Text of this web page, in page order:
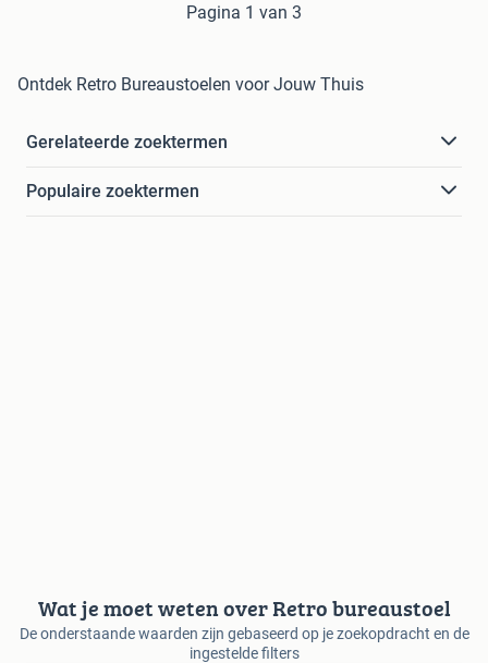
Pagina 1 van 3
Ontdek Retro Bureaustoelen voor Jouw Thuis
Gerelateerde zoektermen
Populaire zoektermen
Wat je moet weten over Retro bureaustoel
De onderstaande waarden zijn gebaseerd op je zoekopdracht en de
ingestelde filters